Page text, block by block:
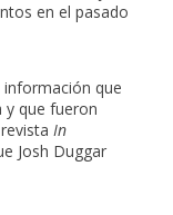
en el pasado
que
y que fueron
In
Josh Duggar